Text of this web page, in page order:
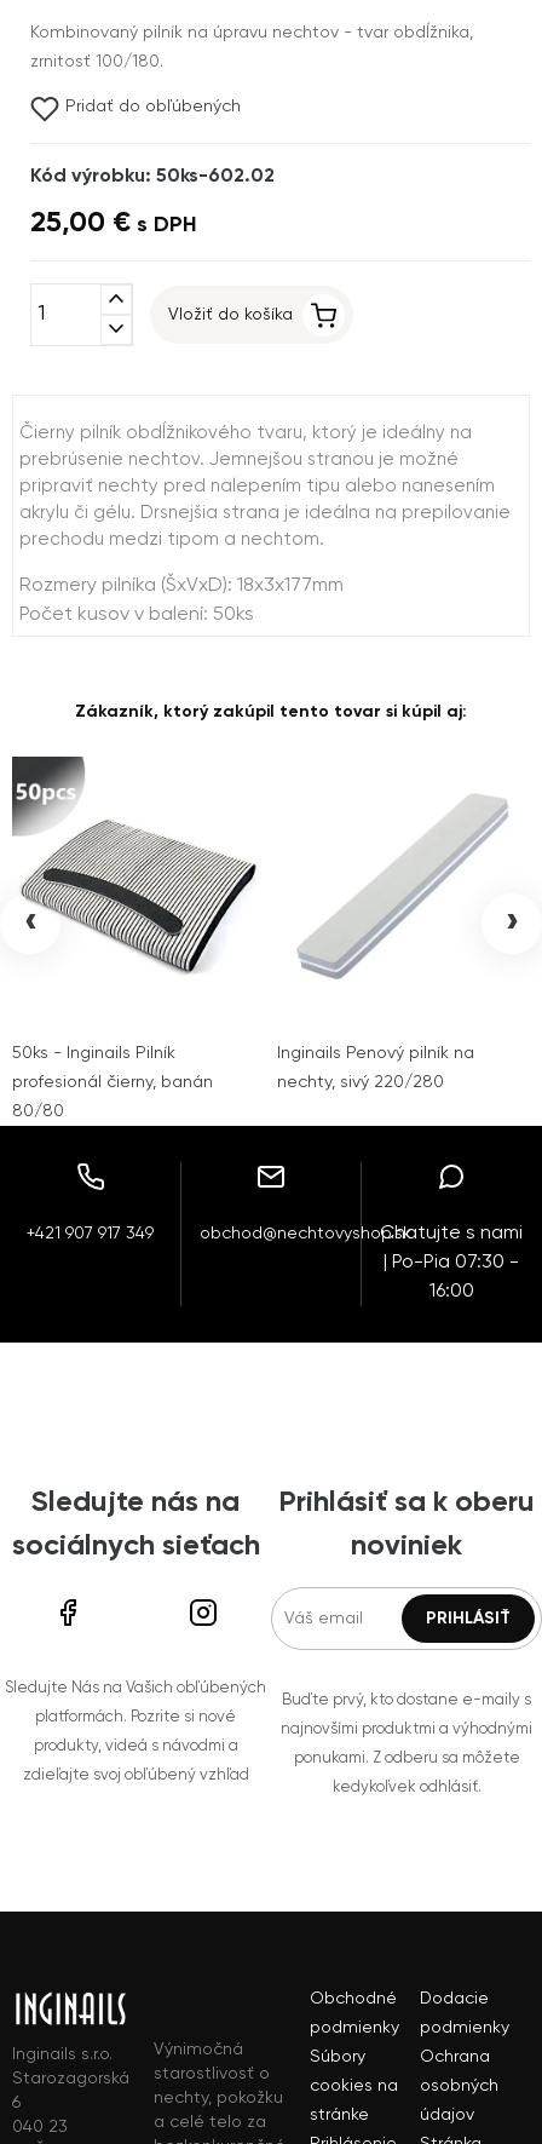
Kombinovaný pilník na úpravu nechtov - tvar obdĺžnika,
zrnitosť 100/180.
Pridať do obľúbených
Kód výrobku: 50ks-602.02
25,00 € s DPH
expand_less
expand_more
Vložiť do košíka
Čierny pilník obdĺžnikového tvaru, ktorý je ideálny na
prebrúsenie nechtov. Jemnejšou stranou je možné
pripraviť nechty pred nalepením tipu alebo nanesením
akrylu či gélu. Drsnejšia strana je ideálna na prepilovanie
prechodu medzi tipom a nechtom.
Rozmery pilníka (ŠxVxD): 18x3x177mm
Počet kusov v balení: 50ks
Zákazník, ktorý zakúpil tento tovar si kúpil aj:
50ks - Inginails Pilník
profesionál čierny, banán
80/80
Inginails Penový pilník na
nechty, sivý 220/280
‹ ›
+421 907 917 349 obchod@nechtovyshop.skChatujte s nami
| Po-Pia 07:30 -
16:00
Sledujte nás na
sociálnych sieťach
Sledujte Nás na Vašich obľúbených
platformách. Pozrite si nové
produkty, videá s návodmi a
zdieľajte svoj obľúbený vzhľad
Prihlásiť sa k oberu
noviniek
Buďte prvý, kto dostane e-maily s
najnovšími produktmi a výhodnými
ponukami. Z odberu sa môžete
kedykoľvek odhlásiť.
Inginails s.r.o.
Starozagorská
6
040 23
Výnimočná
starostlivosť o
nechty, pokožku
a celé telo za
Obchodné
podmienky
Dodacie
podmienky
Súbory
cookies na
stránke
Ochrana
osobných
údajov